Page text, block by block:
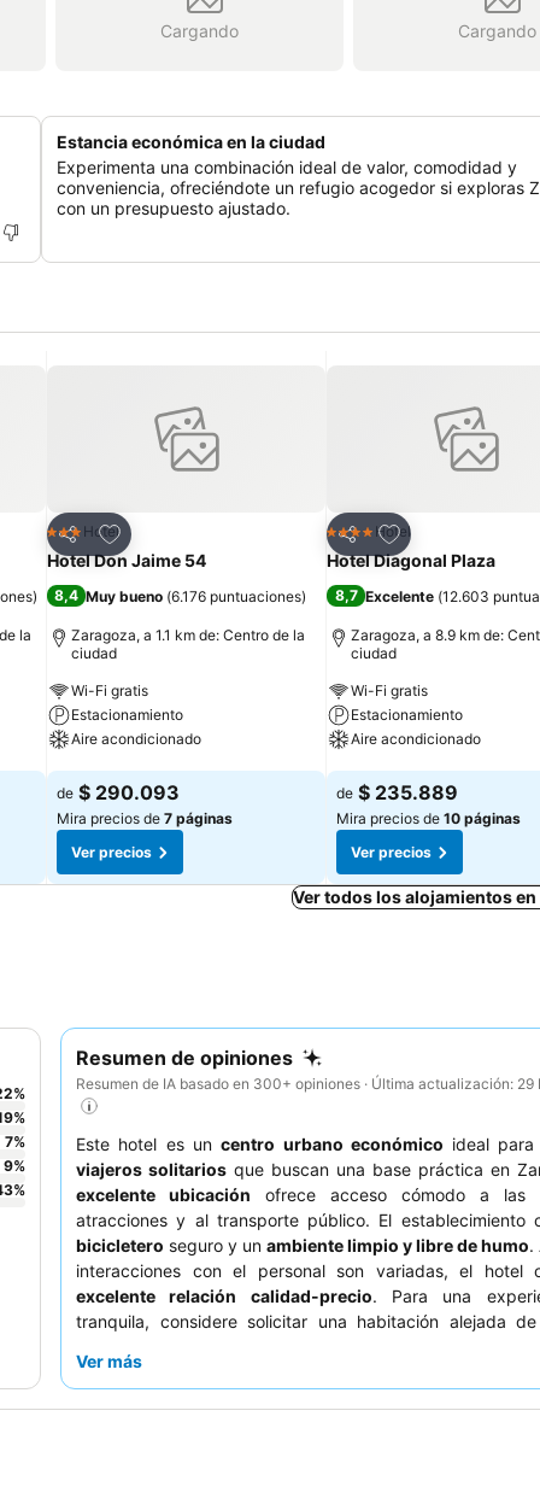
Cargando Cargando
Estancia económica en la ciudad
Experimenta una combinación ideal de valor, comodidad y
conveniencia, ofreciéndote un refugio acogedor si exploras
con un presupuesto ajustado.
)
la
Compartir
Agregar a favoritos
3 Estrellas
Hotel
Hotel Don Jaime 54
8,4 Muy bueno (6.176 puntuaciones)
Zaragoza, a 1.1 km de: Centro de la
ciudad
Wi-Fi gratis
Estacionamiento
Aire acondicionado
Ver precios
de $ 290.093
Mira precios de 7 páginas
Ver precios
Compartir
Agregar a
4 EstrellasHotel
Hotel Diagonal Plaza
8,7 Excelente (12.603
Zaragoza, a 8.9 km de:
ciudad
Wi-Fi gratis
Estacionamiento
Aire acondicionado
Ver precios
de $ 235.889
Mira precios de 10 páginas
Ver precios
Ver todos los alojamientos
Resumen de opiniones
Resumen de IA basado en 300+ opiniones · Última actualización:
Este hotel es uncentro urbano económico ideal
viajeros solitarios que buscan una base práctica en
excelente ubicación ofrece acceso cómodo a las
atracciones y al transporte público. El establecimiento
bicicletero seguro y un ambiente limpio y libre de humo.
interacciones con el personal son variadas, el hotel
excelente relación calidad-precio. Para una
tranquila, considere solicitar una habitación alejada
Ver más
%
%
7%
9%
%